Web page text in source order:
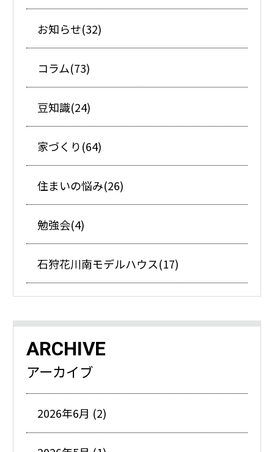
お知らせ(32)
コラム(73)
豆知識(24)
家づくり(64)
住まいの悩み(26)
勉強会(4)
石狩花川南モデルハウス(17)
ARCHIVE
アーカイブ
2026年6月 (2)